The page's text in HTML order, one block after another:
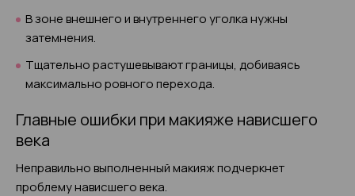
В зоне внешнего и внутреннего уголка нужны
затемнения.
Тщательно растушевывают границы, добиваясь
максимально ровного перехода.
Главные ошибки при макияже нависшего
века
Неправильно выполненный макияж подчеркнет
проблему нависшего века.